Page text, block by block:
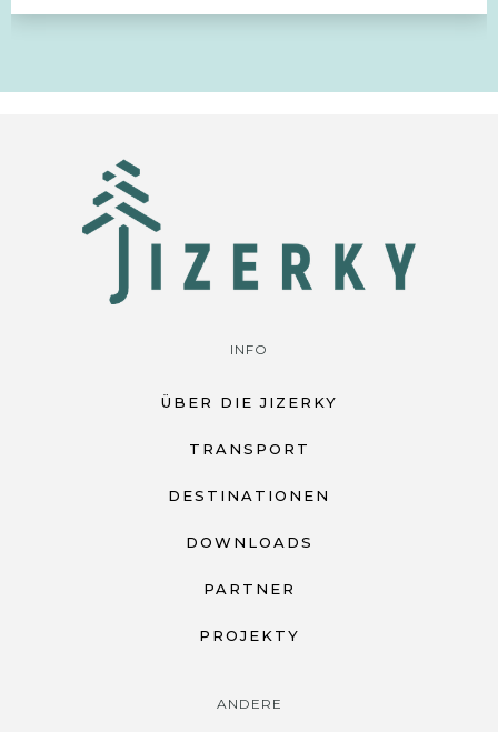
INFO
ÜBER DIE JIZERKY
TRANSPORT
DESTINATIONEN
DOWNLOADS
PARTNER
PROJEKTY
ANDERE